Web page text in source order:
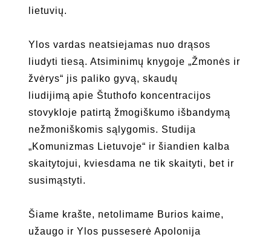
lietuvių.
Ylos vardas neatsiejamas nuo drąsos
liudyti tiesą. Atsiminimų knygoje „Žmonės ir
žvėrys“ jis paliko gyvą, skaudų
liudijimą apie Štuthofo koncentracijos
stovykloje patirtą žmogiškumo išbandymą
nežmoniškomis sąlygomis. Studija
„Komunizmas Lietuvoje“ ir šiandien kalba
skaitytojui, kviesdama ne tik skaityti, bet ir
susimąstyti.
Šiame krašte, netolimame Burios kaime,
užaugo ir Ylos pusseserė Apolonija